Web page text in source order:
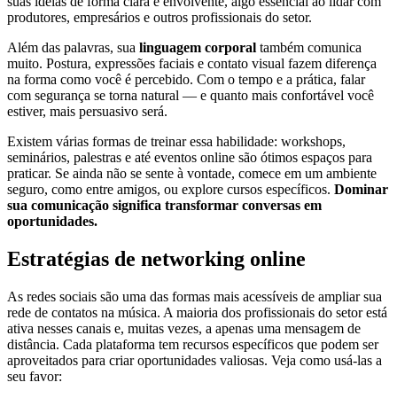
produtores, empresários e outros profissionais do setor.
Além das palavras, sua linguagem corporal também comunica
muito. Postura, expressões faciais e contato visual fazem diferença
na forma como você é percebido. Com o tempo e a prática, falar
com segurança se torna natural — e quanto mais confortável você
estiver, mais persuasivo será.
Existem várias formas de treinar essa habilidade: workshops,
seminários, palestras e até eventos online são ótimos espaços para
praticar. Se ainda não se sente à vontade, comece em um ambiente
seguro, como entre amigos, ou explore cursos específicos. Dominar
sua comunicação significa transformar conversas em
oportunidades.
Estratégias de networking online
As redes sociais são uma das formas mais acessíveis de ampliar sua
rede de contatos na música. A maioria dos profissionais do setor está
ativa nesses canais e, muitas vezes, a apenas uma mensagem de
distância. Cada plataforma tem recursos específicos que podem ser
aproveitados para criar oportunidades valiosas. Veja como usá-las a
seu favor: